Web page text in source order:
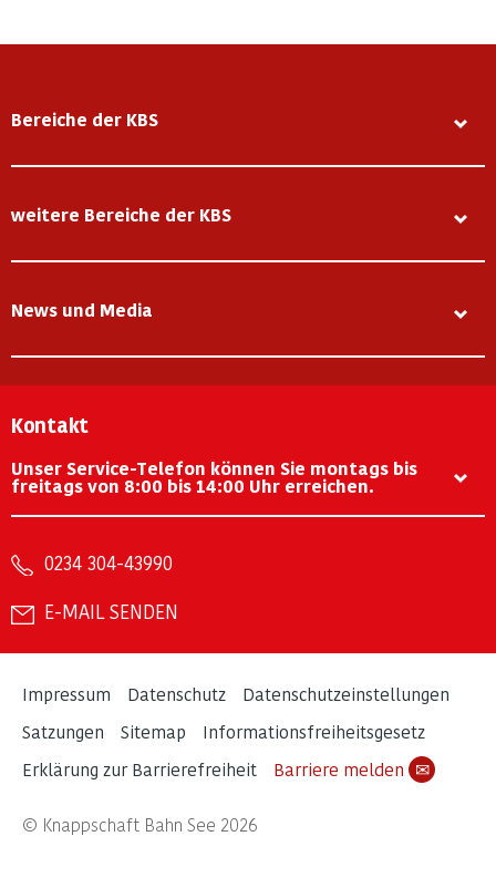
Bereiche der KBS
weitere Bereiche der KBS
News und Media
Kontakt
Unser Service-Telefon können Sie montags bis
freitags von 8:00 bis 14:00 Uhr erreichen.
0234 304-43990
E-MAIL SENDEN
Impressum Datenschutz
Datenschutzeinstellungen
Satzungen
Sitemap
Informationsfreiheitsgesetz
Erklärung zur Barrierefreiheit
Barriere melden ✉
© Knappschaft Bahn See 2026